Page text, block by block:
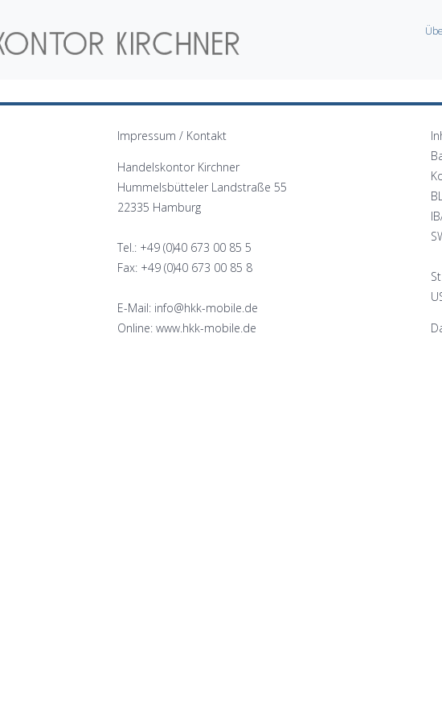
Impressum / Kontakt
Handelskontor Kirchner
Hummelsbütteler Landstraße 55
22335 Hamburg
Tel.: +49 (0)40 673 00 85 5
Fax: +49 (0)40 673 00 85 8
E-Mail: info@hkk-mobile.de
Online: www.hkk-mobile.de